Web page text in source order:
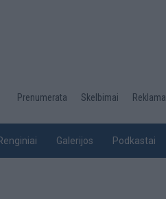
Desktop
top
Prenumerata Skelbimai Reklama
Galerijos Podkastai